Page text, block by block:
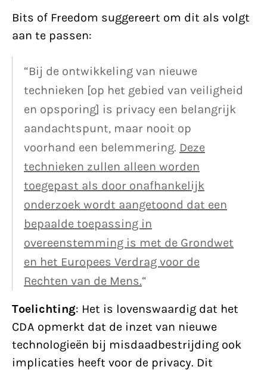
Bits of Freedom suggereert om dit als volgt
aan te passen:
“Bij de ontwikkeling van nieuwe
technieken [op het gebied van veiligheid
en opsporing] is privacy een belangrijk
aandachtspunt, maar nooit op
voorhand een belemmering. Deze
technieken zullen alleen worden
toegepast als door onafhankelijk
onderzoek wordt aangetoond dat een
bepaalde toepassing in
overeenstemming is met de Grondwet
en het Europees Verdrag voor de
Rechten van de Mens.“
Toelichting: Het is lovenswaardig dat het
CDA opmerkt dat de inzet van nieuwe
technologieën bij misdaadbestrijding ook
implicaties heeft voor de privacy. Dit